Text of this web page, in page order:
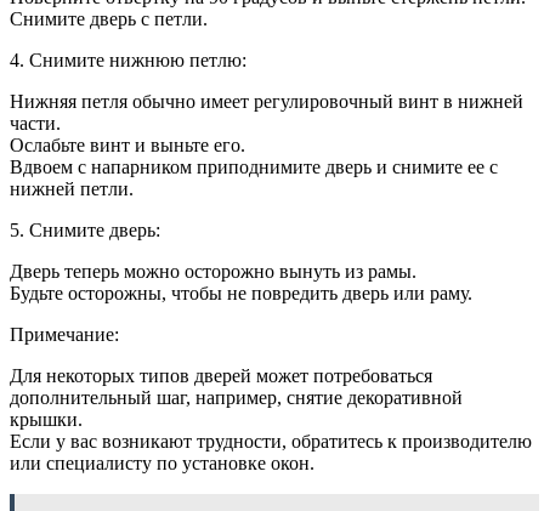
Снимите дверь с петли.
4. Снимите нижнюю петлю:
Нижняя петля обычно имеет регулировочный винт в нижней
части.
Ослабьте винт и выньте его.
Вдвоем с напарником приподнимите дверь и снимите ее с
нижней петли.
5. Снимите дверь:
Дверь теперь можно осторожно вынуть из рамы.
Будьте осторожны, чтобы не повредить дверь или раму.
Примечание:
Для некоторых типов дверей может потребоваться
дополнительный шаг, например, снятие декоративной
крышки.
Если у вас возникают трудности, обратитесь к производителю
или специалисту по установке окон.